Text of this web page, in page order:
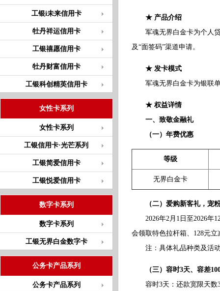
工银i未来信用卡
牡丹祥运信用卡
工银禧愿信用卡
牡丹财富信用卡
工银科创精英信用卡
女性卡系列
女性卡系列
工银信用卡·光芒系列
工银简爱信用卡
工银悦爱信用卡
数字卡系列
数字卡系列
工银无界白金数字卡
公务卡产品系列
公务卡产品系列
★ 产品介绍
军魂无界白金卡为个人贷
及“面签码”渠道申请。
★ 发卡模式
军魂无界白金卡为银联单
★ 权益详情
一、致敬金融礼
（一）年费优惠
等级
无界白金卡
（二）爱购新客礼，宠
2026年2月1日至2026年12
会领取特色拉杆箱、128元
注：具体礼品种类及活动
（三）容时3天、容差
容时3天：还款宽限天数3